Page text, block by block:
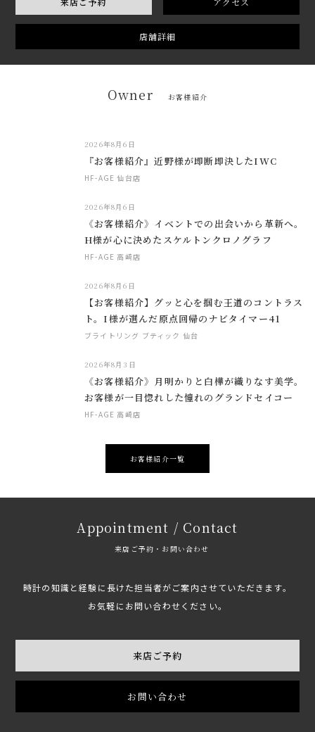
店舗詳細
Owner お客様紹介
2026年8月6日
『お客様紹介』近野様が即断即決したIWC
HF-AGE 仙台店
2026年8月6日
《お客様紹介》イベントでの出会いから革新へ。
H様が心に決めたスケルトンクロノグラフ
HF-AGE 高崎店
2026年8月6日
【お客様紹介】グッと心を掴む王道のコントラス
ト。I様が選んだ原点回帰のナビタイマー41
ブライトリング ブティック 仙台
2026年8月3日
《お客様紹介》月明かりと白樺が織りなす美学。
お客様が一目惚れした憧れのグランドセイコー
HF-AGE 高崎店
お客様紹介一覧
Appointment / Contact
来店ご予約・お問い合わせ
時計の知識と経験に長けた担当者がご案内させていただきます。
お気軽にお問い合わせください。
来店ご予約
お問い合わせ